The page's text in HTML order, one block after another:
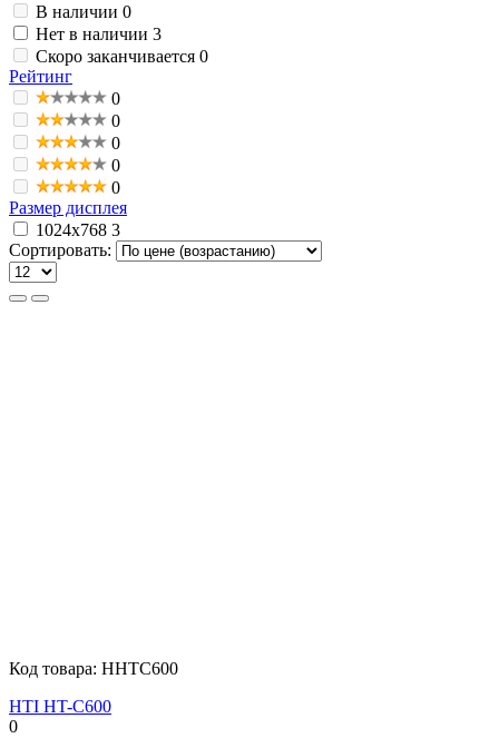
В наличии 0
Нет в наличии 3
Скоро заканчивается 0
Рейтинг
0
0
0
0
0
Размер дисплея
1024x768 3
Сортировать:
Код товара: HHTC600
HTI HT-C600
0